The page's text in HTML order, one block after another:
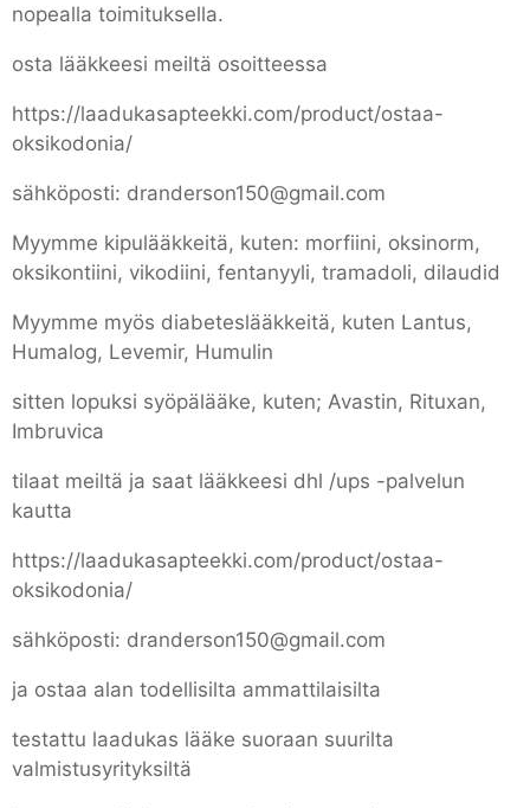
nopealla toimituksella.
osta lääkkeesi meiltä osoitteessa
https://laadukasapteekki.com/product/ostaa-
oksikodonia/
sähköposti: dranderson150@gmail.com
Myymme kipulääkkeitä, kuten: morfiini, oksinorm,
oksikontiini, vikodiini, fentanyyli, tramadoli, dilaudid
Myymme myös diabeteslääkkeitä, kuten Lantus,
Humalog, Levemir, Humulin
sitten lopuksi syöpälääke, kuten; Avastin, Rituxan,
Imbruvica
tilaat meiltä ja saat lääkkeesi dhl /ups -palvelun
kautta
https://laadukasapteekki.com/product/ostaa-
oksikodonia/
sähköposti: dranderson150@gmail.com
ja ostaa alan todellisilta ammattilaisilta
testattu laadukas lääke suoraan suurilta
valmistusyrityksiltä